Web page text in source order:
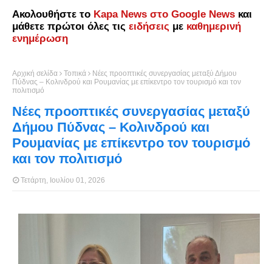
Ακολουθήστε το Kapa News στο Google News και
μάθετε πρώτοι όλες τις ειδήσεις με καθημερινή
ενημέρωση
Αρχική σελίδα Τοπικά
Νέες προοπτικές συνεργασίας μεταξύ Δήμου
Πύδνας – Κολινδρού και Ρουμανίας με επίκεντρο τον τουρισμό και τον
πολιτισμό
Νέες προοπτικές συνεργασίας μεταξύ
Δήμου Πύδνας – Κολινδρού και
Ρουμανίας με επίκεντρο τον τουρισμό
και τον πολιτισμό
Τετάρτη, Ιουλίου 01, 2026